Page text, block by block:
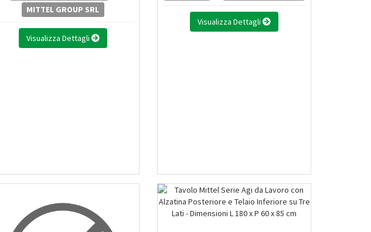
MITTEL GROUP SRL
Visualizza Dettagli
Visualizza Dettagli